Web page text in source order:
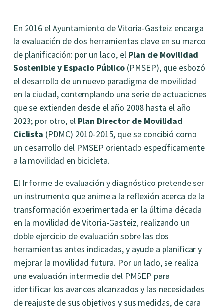
En 2016 el Ayuntamiento de Vitoria-Gasteiz encarga
la evaluación de dos herramientas clave en su marco
de planificación: por un lado, el Plan de Movilidad
Sostenible y Espacio Público(PMSEP), que esbozó
el desarrollo de un nuevo paradigma de movilidad
en la ciudad, contemplando una serie de actuaciones
que se extienden desde el año 2008 hasta el año
2023; por otro, el Plan Director de Movilidad
Ciclista (PDMC) 2010-2015, que se concibió como
un desarrollo del PMSEP orientado específicamente
a la movilidad en bicicleta.
El Informe de evaluación y diagnóstico pretende ser
un instrumento que anime a la reflexión acerca de la
transformación experimentada en la última década
en la movilidad de Vitoria-Gasteiz, realizando un
doble ejercicio de evaluación sobre las dos
herramientas antes indicadas, y ayude a planificar y
mejorar la movilidad futura. Por un lado, se realiza
una evaluación intermedia del PMSEP para
identificar los avances alcanzados y las necesidades
de reajuste de sus objetivos y sus medidas, de cara